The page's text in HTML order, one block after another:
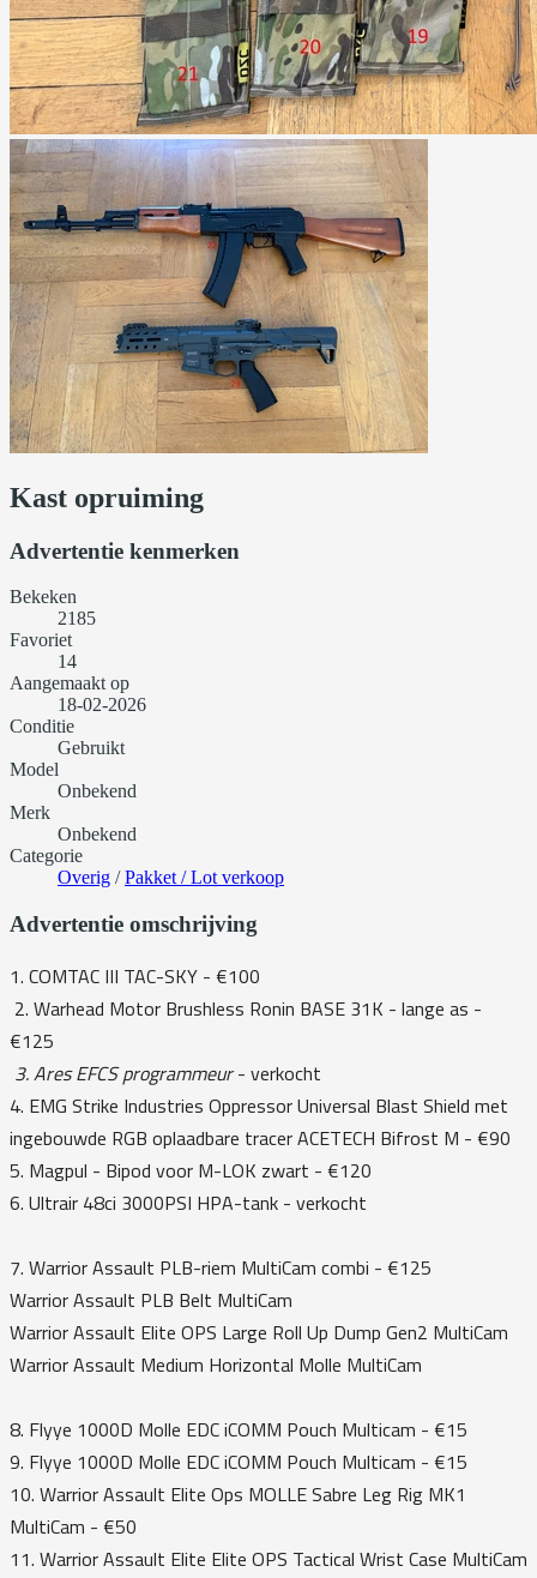
Kast opruiming
Advertentie kenmerken
Bekeken
2185
Favoriet
14
Aangemaakt op
18-02-2026
Conditie
Gebruikt
Model
Onbekend
Merk
Onbekend
Categorie
Overig /Pakket / Lot verkoop
Advertentie omschrijving
1. COMTAC III TAC-SKY - €100
2. Warhead Motor Brushless Ronin BASE 31K - lange as -
€125
3. Ares EFCS programmeur- verkocht
4. EMG Strike Industries Oppressor Universal Blast Shield met
ingebouwde RGB oplaadbare tracer ACETECH Bifrost M - €90
5. Magpul - Bipod voor M-LOK zwart - €120
6. Ultrair 48ci 3000PSI HPA-tank - verkocht
7. Warrior Assault PLB-riem MultiCam combi - €125
Warrior Assault PLB Belt MultiCam
Warrior Assault Elite OPS Large Roll Up Dump Gen2 MultiCam
Warrior Assault Medium Horizontal Molle MultiCam
8. Flyye 1000D Molle EDC iCOMM Pouch Multicam - €15
9. Flyye 1000D Molle EDC iCOMM Pouch Multicam - €15
10. Warrior Assault Elite Ops MOLLE Sabre Leg Rig MK1
MultiCam - €50
11. Warrior Assault Elite Elite OPS Tactical Wrist Case MultiCam